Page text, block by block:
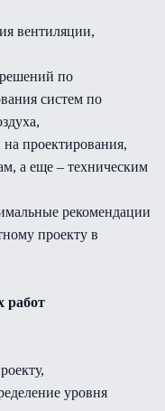
вентиляции,
по
систем по
на проектирования,
а еще – техническим
рекомендации
проекту в
работ
уровня